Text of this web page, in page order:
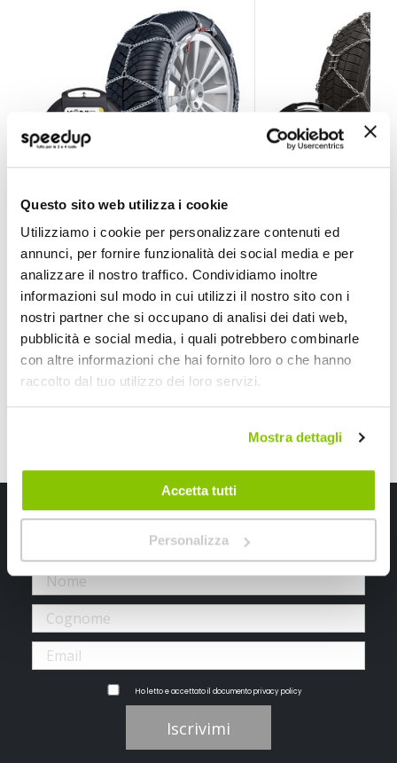
Questo sito web utilizza i cookie
Utilizziamo i cookie per personalizzare contenuti ed
annunci, per fornire funzionalità dei social media e per
analizzare il nostro traffico. Condividiamo inoltre
informazioni sul modo in cui utilizzi il nostro sito con i
nostri partner che si occupano di analisi dei dati web,
pubblicità e social media, i quali potrebbero combinarle
con altre informazioni che hai fornito loro o che hanno
raccolto dal tuo utilizzo dei loro servizi.
Mostra dettagli
Accetta tutti
Personalizza
Catene da neve K-SLIM 7mm - KONIG
Misura 065
Prezzo
speciale
59,40 € -72%
Spedizione gratuita!
179,20 €
Spedizione gratuita!
Iscriviti alla newsletter Speedup
Ricevi subito uno sconto del 10% per il tuo primo acquisto online!
Ho letto e accettato il documentoprivacy policy
Iscrivimi